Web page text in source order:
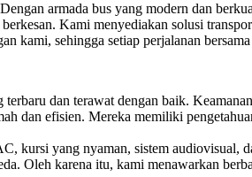
armada bus yang modern dan
Kami menyediakan solusi
kami, sehingga setiap perjalanan
dan terawat dengan baik.
dan efisien. Mereka memiliki
kursi yang nyaman, sistem
Oleh karena itu, kami menawarkan